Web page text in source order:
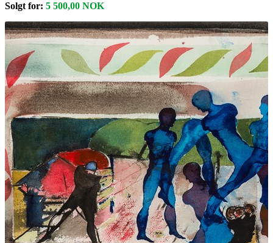
Solgt for: 5 500,00 NOK